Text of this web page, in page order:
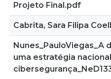
Projeto Final.pdf
Cabrita, Sara Filipa
Nunes_PauloViegas_A
uma estratégia